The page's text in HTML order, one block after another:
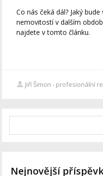
Co nás čeká dál? Jaký
nemovitostí v dalším
najdete v tomto článku.
Jiří Šimon - profesionální
Nejnovější